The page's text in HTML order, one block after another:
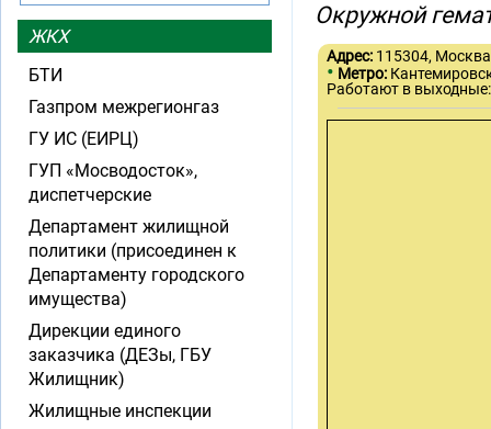
Окружной
Адрес: 115304,
• Метро:
Работают в
ЖКХ
БТИ
Газпром межрегионгаз
ГУ ИС (ЕИРЦ)
ГУП «Мосводосток»,
диспетчерские
Департамент жилищной
политики (присоединен к
Департаменту городского
имущества)
Дирекции единого
заказчика (ДЕЗы, ГБУ
Жилищник)
Жилищные инспекции